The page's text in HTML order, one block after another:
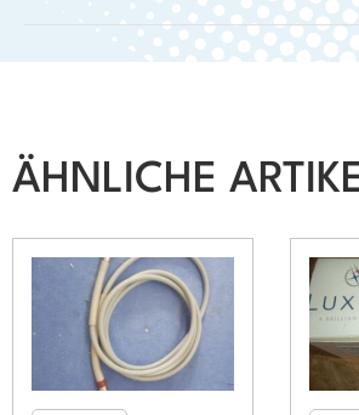
ÄHNLICHE